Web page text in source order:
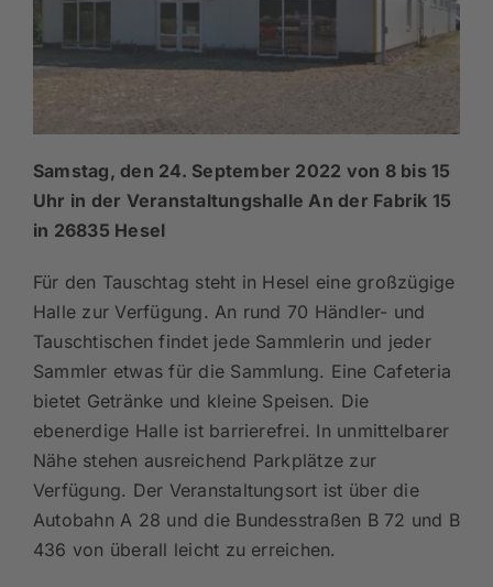
Samstag, den 24. September 2022 von 8 bis 15
Uhr in der Veranstaltungshalle An der Fabrik 15
in 26835 Hesel
Für den Tauschtag steht in Hesel eine großzügige
Halle zur Verfügung. An rund 70 Händler- und
Tauschtischen findet jede Sammlerin und jeder
Sammler etwas für die Sammlung. Eine Cafeteria
bietet Getränke und kleine Speisen. Die
ebenerdige Halle ist barrierefrei. In unmittelbarer
Nähe stehen ausreichend Parkplätze zur
Verfügung. Der Veranstaltungsort ist über die
Autobahn A 28 und die Bundesstraßen B 72 und B
436 von überall leicht zu erreichen.